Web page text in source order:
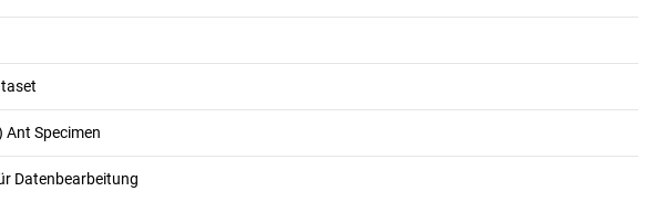
Ant Specimen
Datenbearbeitung